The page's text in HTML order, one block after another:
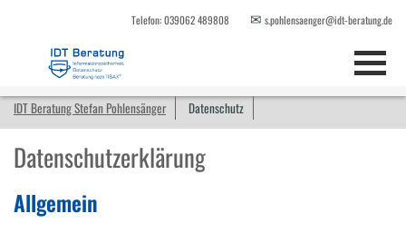
Telefon: 039062 489808 ✉ s.pohlensaenger@idt-beratung.de
IDT Beratung Stefan Pohlensänger Datenschutz
Datenschutzerklärung
Allgemein